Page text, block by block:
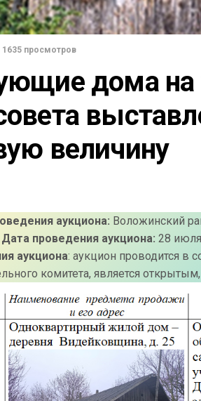
1635 просмотров
дома на
величину
аукциона: Воложинский
Дата проведения аукциона: 28
аукциона: аукцион проводится в
комитета, является